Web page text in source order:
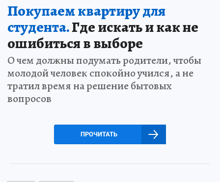
Покупаем квартиру для
студента.Где искать и как не
ошибиться в выборе
О чем должны подумать родители, чтобы
молодой человек спокойно учился, а не
тратил время на решение бытовых
вопросов
ПРОЧИТАТЬ